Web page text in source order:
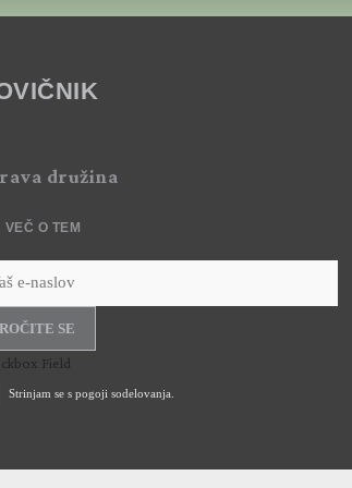
družina
VEČ O TEM
SE
Field
Strinjam se s pogoji sodelovanja.